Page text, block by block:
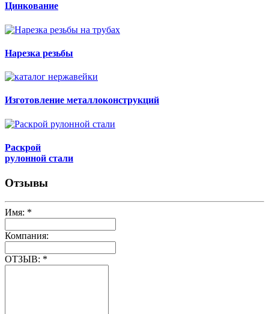
Цинкование
Нарезка резьбы
Изготовление металлоконструкций
Раскрой
рулонной стали
Отзывы
Имя: *
Компания:
ОТЗЫВ: *